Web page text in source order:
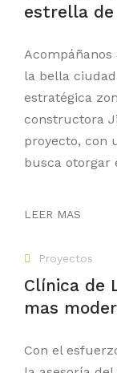
estrella
Acompáñanos
la bella
estratégica
constructora
proyecto, con
busca otorgar
LEER MAS
Proyectos
Clínica de
mas
Con el